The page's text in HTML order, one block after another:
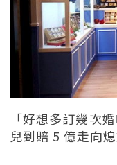
「好想多訂幾次
兒到賠 5 億走向